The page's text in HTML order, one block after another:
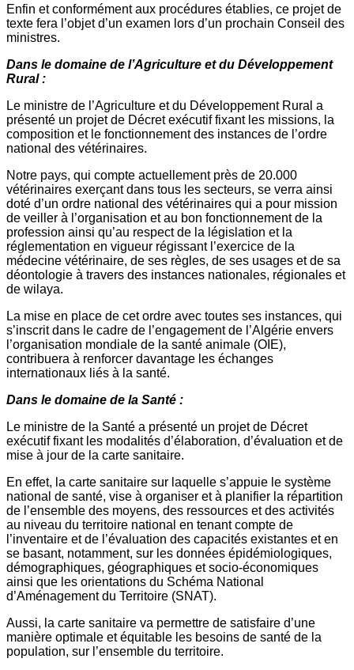
Enfin et conformément aux procédures établies, ce projet de
texte fera l’objet d’un examen lors d’un prochain Conseil des
ministres.
Dans le domaine de l’Agriculture et du Développement
Rural :
Le ministre de l’Agriculture et du Développement Rural a
présenté un projet de Décret exécutif fixant les missions, la
composition et le fonctionnement des instances de l’ordre
national des vétérinaires.
Notre pays, qui compte actuellement près de 20.000
vétérinaires exerçant dans tous les secteurs, se verra ainsi
doté d’un ordre national des vétérinaires qui a pour mission
de veiller à l’organisation et au bon fonctionnement de la
profession ainsi qu’au respect de la législation et la
réglementation en vigueur régissant l’exercice de la
médecine vétérinaire, de ses règles, de ses usages et de sa
déontologie à travers des instances nationales, régionales et
de wilaya.
La mise en place de cet ordre avec toutes ses instances, qui
s’inscrit dans le cadre de l’engagement de l’Algérie envers
l’organisation mondiale de la santé animale (OIE),
contribuera à renforcer davantage les échanges
internationaux liés à la santé.
Dans le domaine de la Santé :
Le ministre de la Santé a présenté un projet de Décret
exécutif fixant les modalités d’élaboration, d’évaluation et de
mise à jour de la carte sanitaire.
En effet, la carte sanitaire sur laquelle s’appuie le système
national de santé, vise à organiser et à planifier la répartition
de l’ensemble des moyens, des ressources et des activités
au niveau du territoire national en tenant compte de
l’inventaire et de l’évaluation des capacités existantes et en
se basant, notamment, sur les données épidémiologiques,
démographiques, géographiques et socio-économiques
ainsi que les orientations du Schéma National
d’Aménagement du Territoire (SNAT).
Aussi, la carte sanitaire va permettre de satisfaire d’une
manière optimale et équitable les besoins de santé de la
population, sur l’ensemble du territoire.